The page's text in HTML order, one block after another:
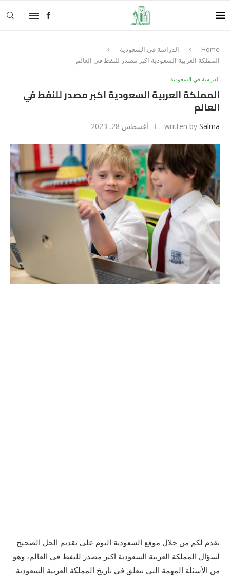
Home
الدراسة في السعودية
المملكة العربية السعودية اكبر مصدر للنفط في العالم
الدراسة في السعودية
المملكة العربية السعودية اكبر مصدر للنفط في
العالم
written by Salma أغسطس 28, 2023
نقدم لكم من خلال موقع السعودية اليوم على تقديم الحل الصحيح
لسؤال المملكة العربية السعودية اكبر مصدر للنفط في العالم، وهو
من الأسئلة المهمة التي تتعلق في تاريخ المملكة العربية السعودية.